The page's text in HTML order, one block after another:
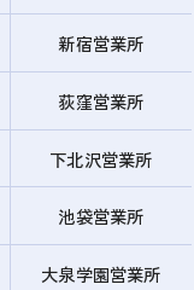
新宿営業所
荻窪営業所
下北沢営業所
池袋営業所
大泉学園営業所